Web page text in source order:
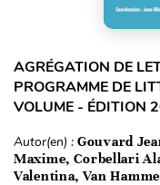
AGRÉGATION DE
PROGRAMME DE
VOLUME - ÉDITION
Autor(en) : Gouvard
Maxime, Corbellari
Valentina, Van